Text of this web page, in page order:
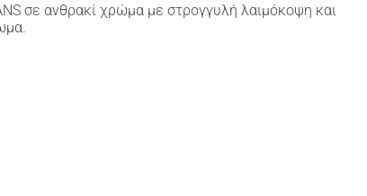
σε ανθρακί χρώμα με στρογγυλή λαιμόκοψη και